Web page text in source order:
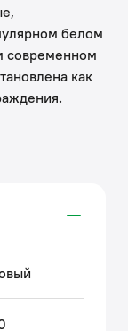
белом
современном
как
вверх-вниз
из